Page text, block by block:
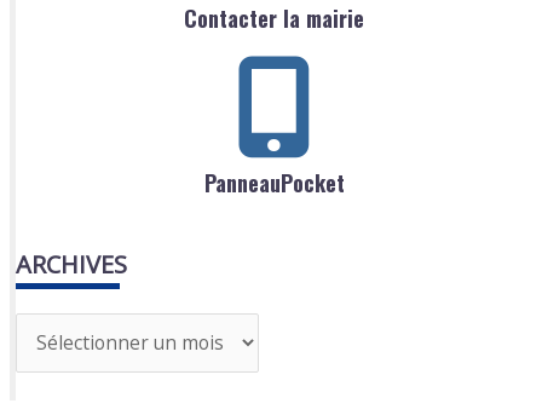
Contacter la mairie
PanneauPocket
ARCHIVES
r